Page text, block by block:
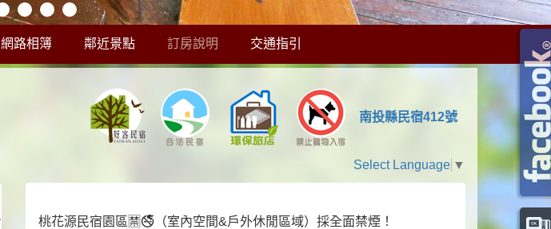
網路相簿 鄰近景點 訂房說明 交通指引
南投縣民宿412號
Select Language ▼
桃花源民宿園區🈲️🚭（室內空間&戶外休閒區域）採全面禁煙！